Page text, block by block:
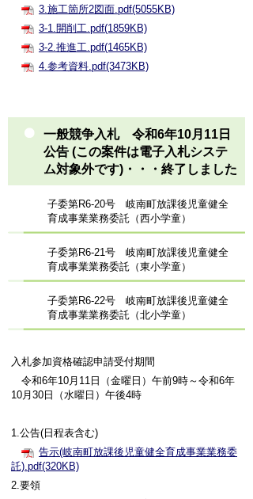
3.施工箇所2図面.pdf(5055KB)
3-1.開削工.pdf(1859KB)
3-2.推進工.pdf(1465KB)
4.参考資料.pdf(3473KB)
一般競争入札 令和6年10月11日
公告 (この案件は電子入札システ
ム対象外です)・・・終了しました
子委第R6-20号 岐南町放課後児童健全
育成事業業務委託（西小学童）
子委第R6-21号 岐南町放課後児童健全
育成事業業務委託（東小学童）
子委第R6-22号 岐南町放課後児童健全
育成事業業務委託（北小学童）
入札参加資格確認申請受付期間
令和6年10月11日（金曜日）午前9時～令和6年
10月30日（水曜日）午後4時
1.公告(日程表含む)
告示(岐南町放課後児童健全育成事業業務委
託).pdf(320KB)
2.要領